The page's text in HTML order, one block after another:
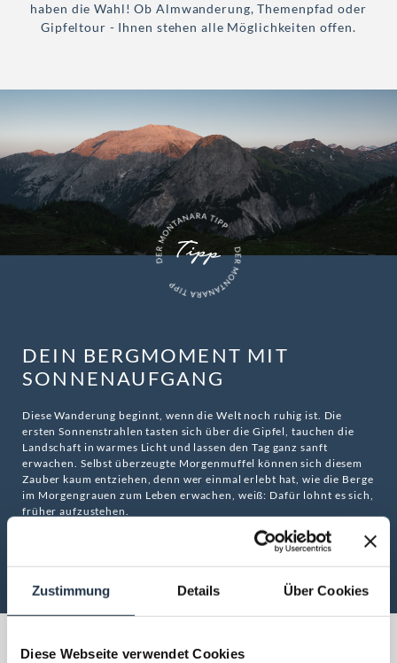
Zustimmung Details Über Cookies
Diese Webseite verwendet Cookies
haben die Wahl! Ob Almwanderung, Themenpfad oder
Gipfeltour - Ihnen stehen alle Möglichkeiten offen.
DEIN BERGMOMENT MIT
SONNENAUFGANG
Diese Wanderung beginnt, wenn die Welt noch ruhig ist. Die
ersten Sonnenstrahlen tasten sich über die Gipfel, tauchen die
Landschaft in warmes Licht und lassen den Tag ganz sanft
erwachen. Selbst überzeugte Morgenmuffel können sich diesem
Zauber kaum entziehen, denn wer einmal erlebt hat, wie die Berge
im Morgengrauen zum Leben erwachen, weiß: Dafür lohnt es sich,
früher aufzustehen.
ZUR ANFRAGE